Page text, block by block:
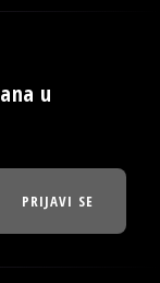
u
PRIJAVI SE